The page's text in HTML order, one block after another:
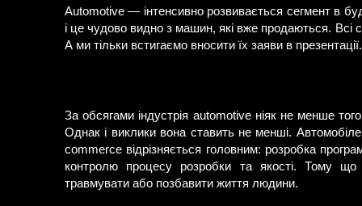
Automotive — інтенсивно розвивається сегмент в
і це чудово видно з машин, які вже продаються. Всі
А ми тільки встигаємо вносити їх заяви в презентації.
За обсягами індустрія automotive ніяк не менше
Однак і виклики вона ставить не менші.
commerce відрізняється головним: розробка
контролю процесу розробки та якості. Тому що
травмувати або позбавити життя людини.